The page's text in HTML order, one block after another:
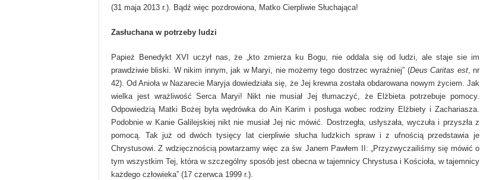
(31 maja 2013 r.). Bądź więc pozdrowiona, Matko Cierpliwie Słuchająca!
Zasłuchana w potrzeby ludzi
Papież Benedykt XVI uczył nas, że „kto zmierza ku Bogu, nie oddala się od ludzi, ale staje sie im
prawdziwie bliski. W nikim innym, jak w Maryi, nie możemy tego dostrzec wyraźniej” (Deus Caritas est, nr
42). Od Anioła w Nazarecie Maryja dowiedziała się, że Jej krewna została obdarowana nowym życiem. Jak
wielka jest wrażliwość Serca Maryi! Nikt nie musiał Jej tłumaczyć, że Elżbieta potrzebuje pomocy.
Odpowiedzią Matki Bożej była wędrówka do Ain Karim i posługa wobec rodziny Elżbiety i Zachariasza.
Podobnie w Kanie Galilejskiej nikt nie musiał Jej nic mówić. Dostrzegła, usłyszała, wyczuła i przyszła z
pomocą. Tak już od dwóch tysięcy lat cierpliwie słucha ludzkich spraw i z ufnością przedstawia je
Chrystusowi. Z wdzięcznością powtarzamy więc za św. Janem Pawłem II: „Przyzwyczailiśmy się mówić o
tym wszystkim Tej, która w szczególny sposób jest obecna w tajemnicy Chrystusa i Kościoła, w tajemnicy
każdego człowieka” (17 czerwca 1999 r.).